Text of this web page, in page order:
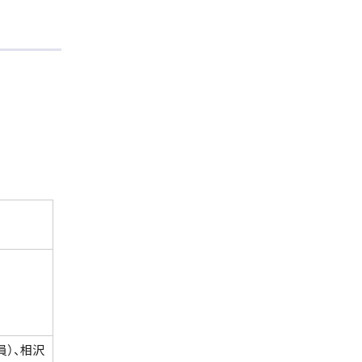
、相沢